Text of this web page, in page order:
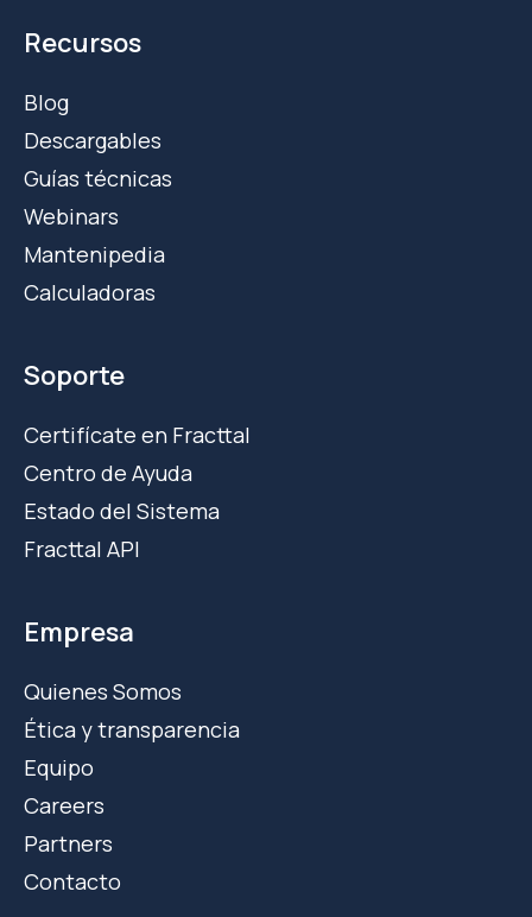
Recursos
Blog
Descargables
Guías técnicas
Webinars
Mantenipedia
Calculadoras
Soporte
Certifícate en Fracttal
Centro de Ayuda
Estado del Sistema
Fracttal API
Empresa
Quienes Somos
Ética y transparencia
Equipo
Careers
Partners
Contacto